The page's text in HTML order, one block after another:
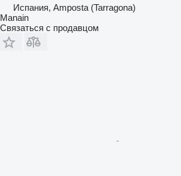
Испания, Amposta (Tarragona)
Manain
Связаться с продавцом